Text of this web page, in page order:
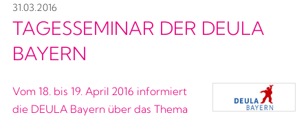
31.03.2016
TAGESSEMINAR DER DEULA
BAYERN
Vom 18. bis 19. April 2016 informiert
die DEULA Bayern über das Thema